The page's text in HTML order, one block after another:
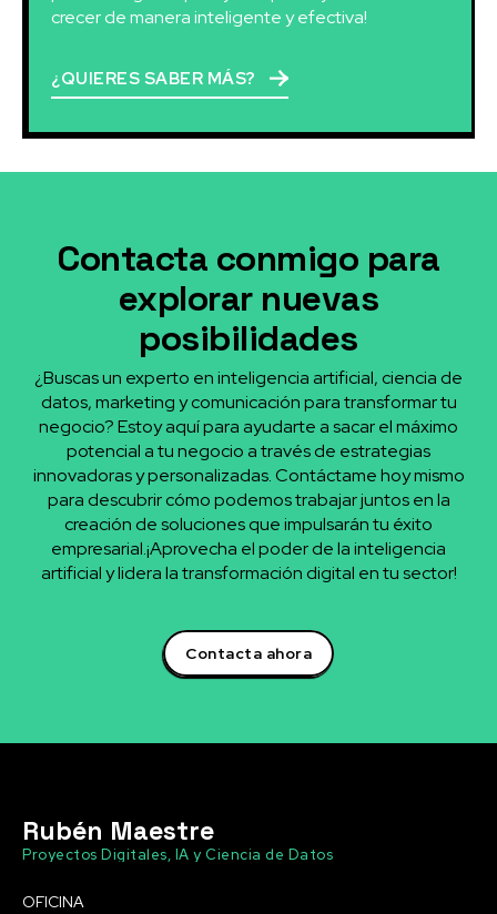
crecer de manera inteligente y efectiva!
¿QUIERES SABER MÁS?
Contacta conmigo para
explorar nuevas
posibilidades
¿Buscas un experto en inteligencia artificial, ciencia de
datos, marketing y comunicación para transformar tu
negocio? Estoy aquí para ayudarte a sacar el máximo
potencial a tu negocio a través de estrategias
innovadoras y personalizadas. Contáctame hoy mismo
para descubrir cómo podemos trabajar juntos en la
creación de soluciones que impulsarán tu éxito
empresarial.¡Aprovecha el poder de la inteligencia
artificial y lidera la transformación digital en tu sector!
Contacta ahora
Rubén Maestre
Proyectos Digitales, IA y Ciencia de Datos
OFICINA